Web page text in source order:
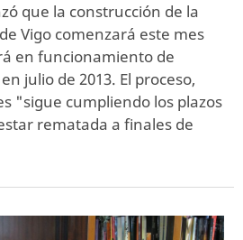
que la construcción de la
Vigo comenzará este mes
en funcionamiento de
julio de 2013. El proceso,
"sigue cumpliendo los plazos
rematada a finales de